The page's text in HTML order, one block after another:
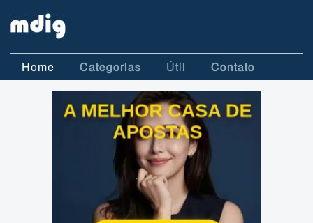
Home Categorias Útil Contato